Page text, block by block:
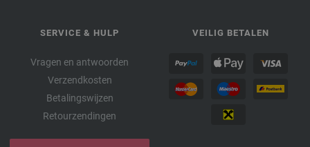
SERVICE & HULP
Vragen en antwoorden
Verzendkosten
Betalingswijzen
Retourzendingen
VEILIG BETALEN